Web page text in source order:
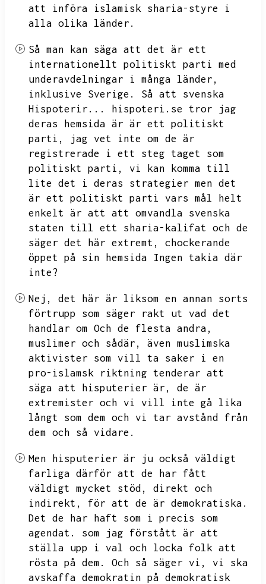
att införa islamisk sharia-styre i
alla olika länder.
Så man kan säga att det är ett
internationellt politiskt parti med
underavdelningar i många länder,
inklusive Sverige.
Så att svenska
Hispoterir...
hispoteri.se tror jag
deras hemsida är är ett politiskt
parti,
jag vet inte om de är
registrerade i ett steg taget som
politiskt parti,
vi kan komma till
lite det i deras strategier men det
är ett politiskt parti vars mål helt
enkelt är att att omvandla svenska
staten till ett sharia-kalifat och de
säger det här extremt,
chockerande
öppet på sin hemsida Ingen takia där
inte?
Nej,
det här är liksom en annan sorts
förtrupp som säger rakt ut vad det
handlar om Och de flesta andra,
muslimer och sådär,
även muslimska
aktivister som vill ta saker i en
pro-islamsk riktning tenderar att
säga att hisputerier är,
de är
extremister och vi vill inte gå lika
långt som dem och vi tar avstånd från
dem och så vidare.
Men hisputerier är ju också väldigt
farliga därför att de har fått
väldigt mycket stöd,
direkt och
indirekt,
för att de är demokratiska.
Det de har haft som i precis som
agendat.
som jag förstått är att
ställa upp i val och locka folk att
rösta på dem.
Och så säger vi,
vi ska
avskaffa demokratin på demokratisk